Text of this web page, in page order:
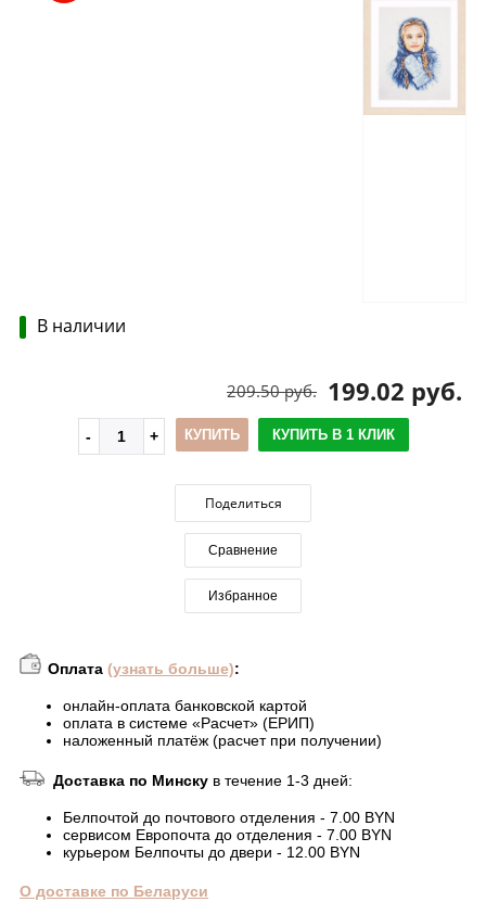
В наличии
199.02 руб.
209.50 руб.
КУПИТЬ КУПИТЬ В 1 КЛИК
Поделиться
Сравнение
Избранное
Оплата (узнать больше):
онлайн-оплата банковской картой
оплата в системе «Расчет» (ЕРИП)
наложенный платёж (расчет при получении)
Доставка по Минску в течение 1-3 дней:
Белпочтой до почтового отделения - 7.00 BYN
сервисом Европочта до отделения - 7.00 BYN
курьером Белпочты до двери - 12.00 BYN
О доставке по Беларуси